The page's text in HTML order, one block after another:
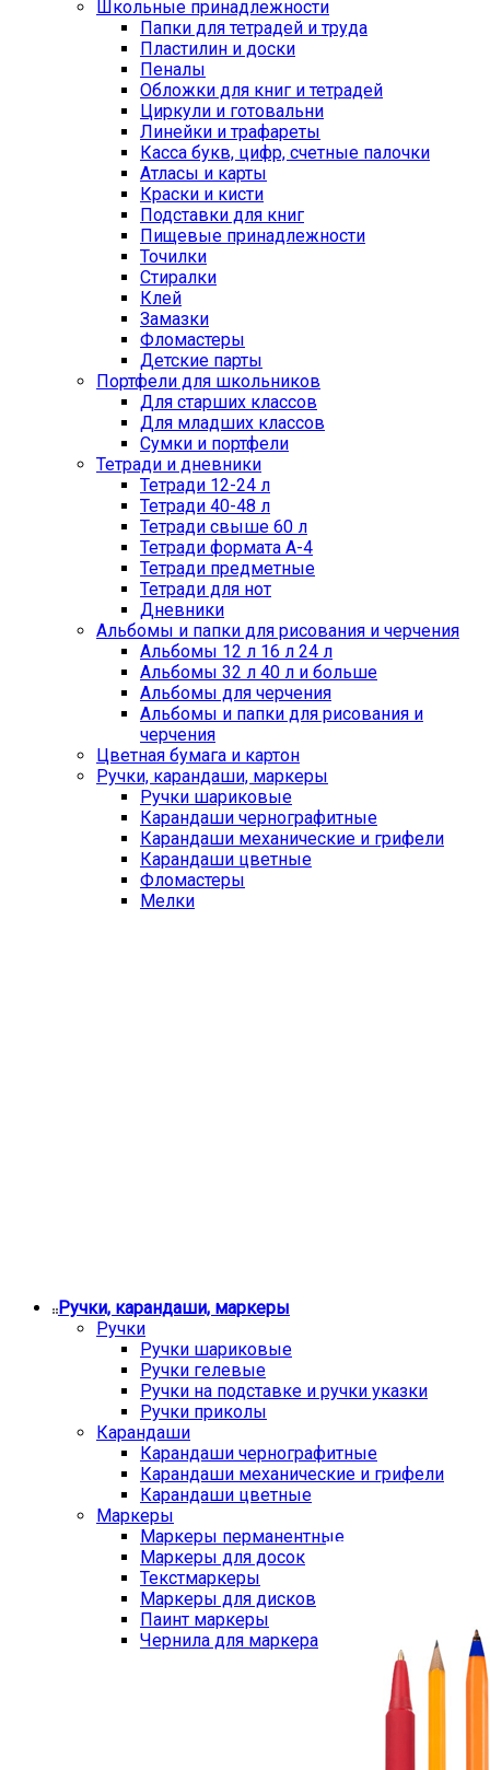
Школьные принадлежности
Папки для тетрадей и труда
Пластилин и доски
Пеналы
Обложки для книг и тетрадей
Циркули и готовальни
Линейки и трафареты
Касса букв, цифр, счетные палочки
Атласы и карты
Краски и кисти
Подставки для книг
Пищевые принадлежности
Точилки
Стиралки
Клей
Замазки
Фломастеры
Детские парты
Портфели для школьников
Для старших классов
Для младших классов
Сумки и портфели
Тетради и дневники
Тетради 12-24 л
Тетради 40-48 л
Тетради свыше 60 л
Тетради формата А-4
Тетради предметные
Тетради для нот
Дневники
Альбомы и папки для рисования и черчения
Альбомы 12 л 16 л 24 л
Альбомы 32 л 40 л и больше
Альбомы для черчения
Альбомы и папки для рисования и
черчения
Цветная бумага и картон
Ручки, карандаши, маркеры
Ручки шариковые
Карандаши чернографитные
Карандаши механические и грифели
Карандаши цветные
Фломастеры
Мелки
Ручки, карандаши, маркеры
Ручки
Ручки шариковые
Ручки гелевые
Ручки на подставке и ручки указки
Ручки приколы
Карандаши
Карандаши чернографитные
Карандаши механические и грифели
Карандаши цветные
Маркеры
Маркеры перманентные
Маркеры для досок
Текстмаркеры
Маркеры для дисков
Паинт маркеры
Чернила для маркера